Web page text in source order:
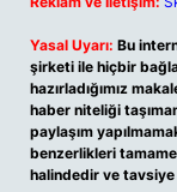
Yasal Uyarı: Bu
şirketi ile hiçbir
hazırladığımız
haber niteliği
paylaşım
benzerlikleri
halindedir ve